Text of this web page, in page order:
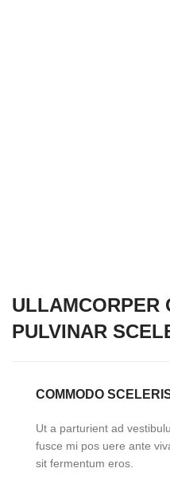
ULLAMCORPER
PULVINAR
COMMODO
Ut a parturient ad
fusce mi pos uere ante
sit fermentum eros.